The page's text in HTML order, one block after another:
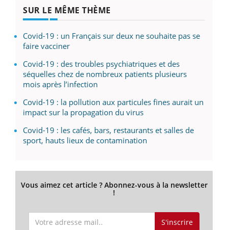
SUR LE MÊME THÈME
Covid-19 : un Français sur deux ne souhaite pas se
faire vacciner
Covid-19 : des troubles psychiatriques et des
séquelles chez de nombreux patients plusieurs
mois après l’infection
Covid-19 : la pollution aux particules fines aurait un
impact sur la propagation du virus
Covid-19 : les cafés, bars, restaurants et salles de
sport, hauts lieux de contamination
Vous aimez cet article ? Abonnez-vous à la newsletter
!
S'inscrire